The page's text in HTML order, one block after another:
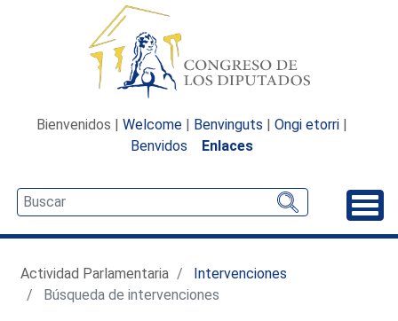
Bienvenidos | Welcome | Benvinguts | Ongi etorri |
Benvidos
Enlaces
Actividad Parlamentaria
Intervenciones
Búsqueda de intervenciones